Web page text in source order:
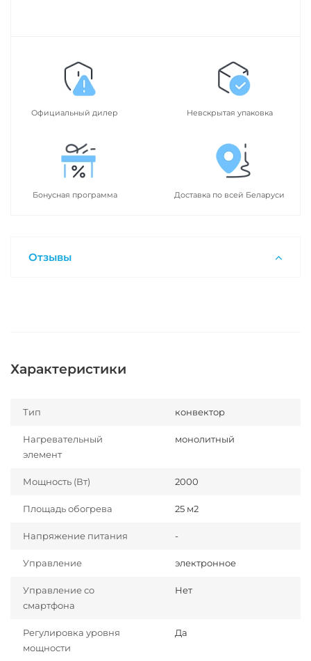
Официальный дилер Невскрытая упаковка
Бонусная программа Доставка по всей Беларуси
Отзывы
Характеристики
Тип конвектор
Нагревательный
элемент
монолитный
Мощность (Вт) 2000
Площадь обогрева 25 м2
Напряжение питания -
Управление электронное
Управление со
смартфона
Нет
Регулировка уровня
мощности
Да